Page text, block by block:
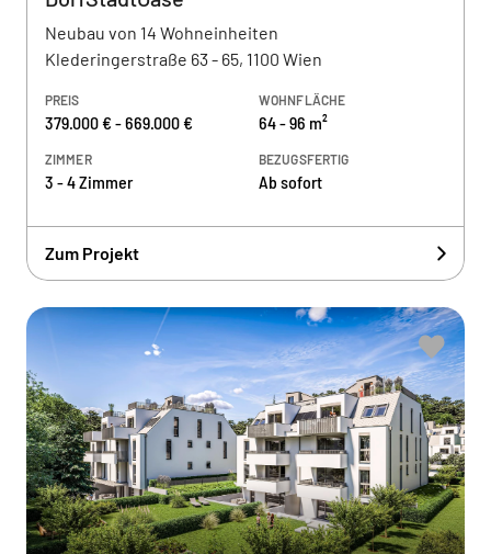
Neubau von 14 Wohneinheiten
Klederingerstraße 63 - 65, 1100 Wien
PREIS
379.000 € - 669.000 €
WOHNFLÄCHE
64 - 96 m²
ZIMMER
3 - 4 Zimmer
BEZUGSFERTIG
Ab sofort
Zum Projekt